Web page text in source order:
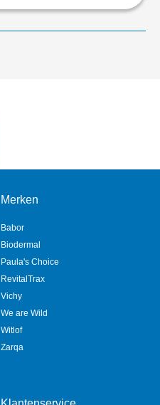
Merken
Babor
Biodermal
Paula's Choice
RevitalTrax
Vichy
We are Wild
Witlof
Zarqa